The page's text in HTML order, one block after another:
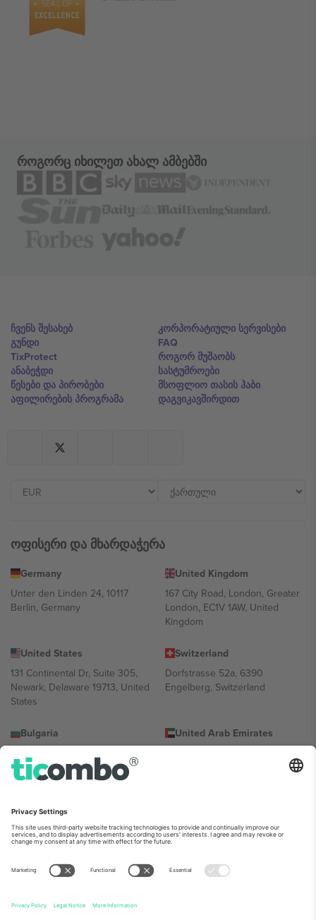
როგორც იხილეთ ახალ ამბებში
ჩვენს შესახებ
გუნდი
TixProtect
ანაბეჭდი
წესები და პირობები
აფილირების პროგრამა
კორპორატიული სერვისები
FAQ
როგორ მუშაობს
სასტუმროები
მსოფლიო თასის ჰაბი
დაგვიკავშირდით
ოფისერი და მხარდაჭერა
Germany
Unter den Linden 24, 10117
Berlin, Germany
United Kingdom
167 City Road, London, Greater
London, EC1V 1AW, United
Kingdom
United States
131 Continental Dr, Suite 305,
Newark, Delaware 19713, United
States
Switzerland
Dorfstrasse 52a, 6390
Engelberg, Switzerland
Bulgaria
Totleben 53-55, 1606 Sofia,
Bulgaria
United Arab Emirates
Building A1, Office 302, Dubai,
Mexico
Av Chapultepec 360, Roma
Norte, Cuauhtémoc, 06700
Ciudad de México, CDMX,
Mexico
პლატფორმის პროვაიდერის იურიდიული პირი იცვლება